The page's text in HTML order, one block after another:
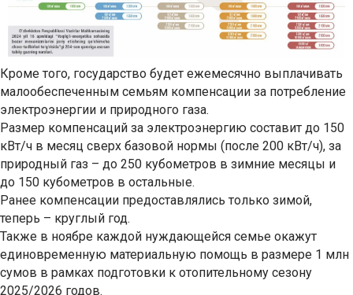
Кроме того, государство будет ежемесячно выплачивать
малообеспеченным семьям компенсации за потребление
электроэнергии и природного газа.
Размер компенсаций за электроэнергию составит до 150
кВт/ч в месяц сверх базовой нормы (после 200 кВт/ч), за
природный газ – до 250 кубометров в зимние месяцы и
до 150 кубометров в остальные.
Ранее компенсации предоставлялись только зимой,
теперь – круглый год.
Также в ноябре каждой нуждающейся семье окажут
единовременную материальную помощь в размере 1 млн
сумов в рамках подготовки к отопительному сезону
2025/2026 годов.